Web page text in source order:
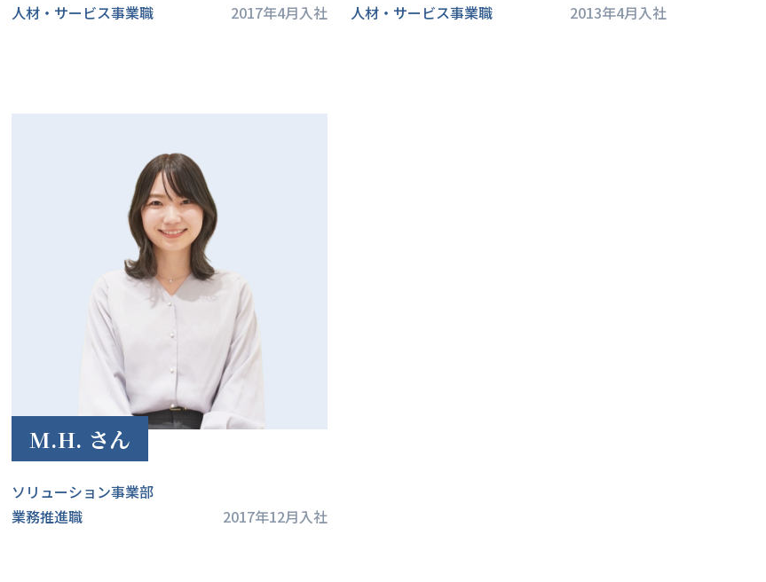
人材・サービス事業職
2017年4月入社
人材・サービス事業職
2013年4月入社
M.H. さん
ソリューション事業部
業務推進職
2017年12月入社